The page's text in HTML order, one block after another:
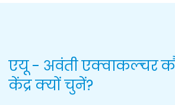
एयू - अवंती एक्वाकल्चर
केंद्र क्यों चुनें?